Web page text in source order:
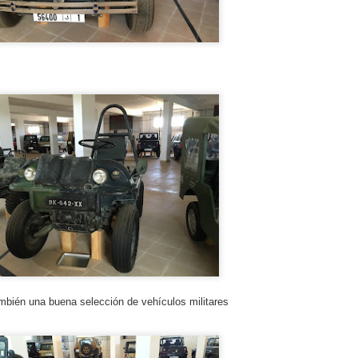
una buena selección de vehículos militares
la verdad es que, una vez visto el resultado final y
la eficacia del conjunto sobre "terreno africano", me parece
puedo empezar a hacer este tipo de cosas antes de lo que
“He aprendido a controlar mis emociones sobre la
moto”
el descanso de los pilotos en el vivac del Rallye du
justo en mitad de la etapa maratón, para hablar con Pablo
que tras los problemas con el barro y el agua en la Etapa 2
ahora mismo 11º en la general de la carrera, un resultado que
remontando hasta el 7º puesto general final, para revalidar su
de Campeón del Mundo Cross-Country.
gracias por tu tiempo y enhorabuena por la temporada que
disfrutar con lo que hago..."